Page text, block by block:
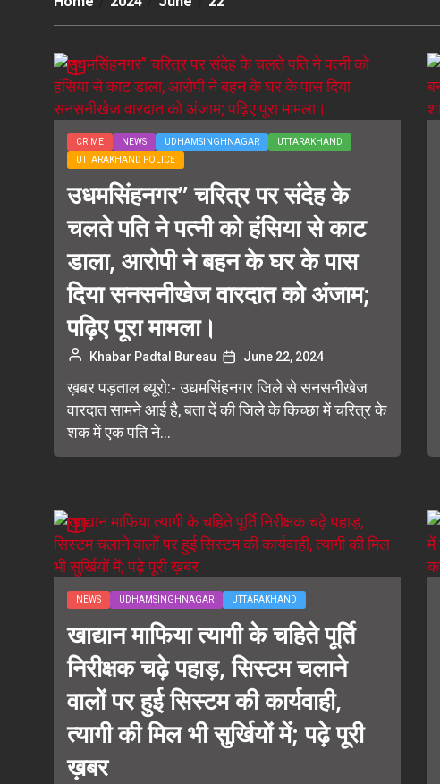
CRIME NEWS UDHAMSINGHNAGAR
UTTARAKHAND
UTTARAKHAND POLICE
उधमसिंहनगर” चरित्र पर संदेह के
चलते पति ने पत्नी को हंसिया से काट
डाला, आरोपी ने बहन के घर के पास
दिया सनसनीखेज वारदात को अंजाम;
पढ़िए पूरा मामला।
Khabar Padtal Bureau June 22, 2024
ख़बर पड़ताल ब्यूरो:- उधमसिंहनगर जिले से सनसनीखेज
वारदात सामने आई है, बता दें की जिले के किच्छा में चरित्र के
शक में एक पति ने...
NEWS UDHAMSINGHNAGAR UTTARAKHAND
खाद्यान माफिया त्यागी के चहिते पूर्ति
निरीक्षक चढ़े पहाड़, सिस्टम चलाने
वालों पर हुई सिस्टम की कार्यवाही,
त्यागी की मिल भी सुर्खियों में; पढ़े पूरी
ख़बर